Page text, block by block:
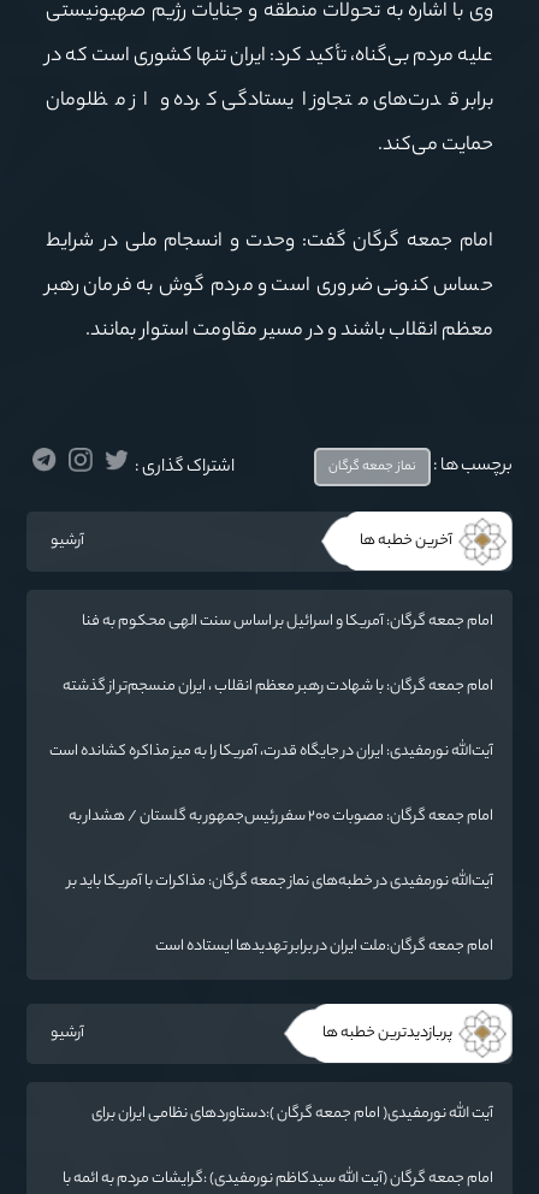
وی با اشاره به تحولات منطقه و جنایات رژیم صهیونیستی
علیه مردم بی‌گناه، تأکید کرد: ایران تنها کشوری است که در
برابر قدرت‌های متجاوز ایستادگی کرده و از مظلومان
حمایت می‌کند.
امام جمعه گرگان گفت: وحدت و انسجام ملی در شرایط
حساس کنونی ضروری است و مردم گوش به فرمان رهبر
معظم انقلاب باشند و در مسیر مقاومت استوار بمانند.
برچسب ها : نماز جمعه گرگان اشتراک گذاری :
آخرین خطبه ها آرشیو
امام جمعه گرگان: آمریکا و اسرائیل بر اساس سنت الهی محکوم به فنا
امام جمعه گرگان: با شهادت رهبر معظم انقلاب ، ایران منسجم‌تر از گذشته
آیت‌الله نورمفیدی: ایران در جایگاه قدرت، آمریکا را به میز مذاکره کشانده است
امام جمعه گرگان: مصوبات ۲۰۰ سفر رئیس‌جمهور به گلستان / هشدار به
آیت‌الله نورمفیدی در خطبه‌های نماز جمعه گرگان: مذاکرات با آمریکا باید بر
امام جمعه گرگان:ملت ایران در برابر تهدیدها ایستاده است
پربازدیدترین خطبه ها آرشیو
آیت الله نورمفیدی( امام جمعه گرگان ):دستاوردهای نظامی ایران برای
امام جمعه گرگان (آیت الله سیدکاظم نورمفیدی) :گرایشات مردم به ائمه با